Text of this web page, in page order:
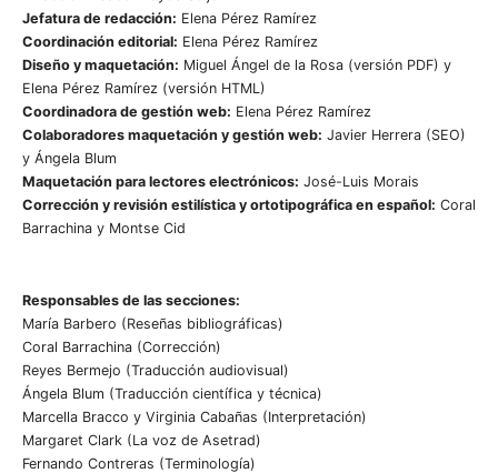
Jefatura de redacción: Elena Pérez Ramírez
Coordinación editorial: Elena Pérez Ramírez
Diseño y maquetación: Miguel Ángel de la Rosa (versión PDF) y
Elena Pérez Ramírez (versión HTML)
Coordinadora de gestión web: Elena Pérez Ramírez
Colaboradores maquetación y gestión web: Javier Herrera (SEO)
y Ángela Blum
Maquetación para lectores electrónicos: José-Luis Morais
Corrección y revisión estilística y ortotipográfica en español: Coral
Barrachina y Montse Cid
Responsables de las secciones:
María Barbero (Reseñas bibliográficas)
Coral Barrachina (Corrección)
Reyes Bermejo (Traducción audiovisual)
Ángela Blum (Traducción científica y técnica)
Marcella Bracco y Virginia Cabañas (Interpretación)
Margaret Clark (La voz de Asetrad)
Fernando Contreras (Terminología)